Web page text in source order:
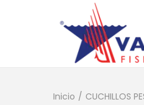
Inicio / CUCHILLOS